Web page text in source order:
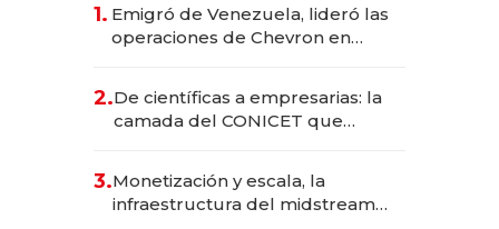
1. Emigró de Venezuela, lideró las
operaciones de Chevron en
2.De científicas a empresarias: la
camada del CONICET que
3.Monetización y escala, la
infraestructura del midstream